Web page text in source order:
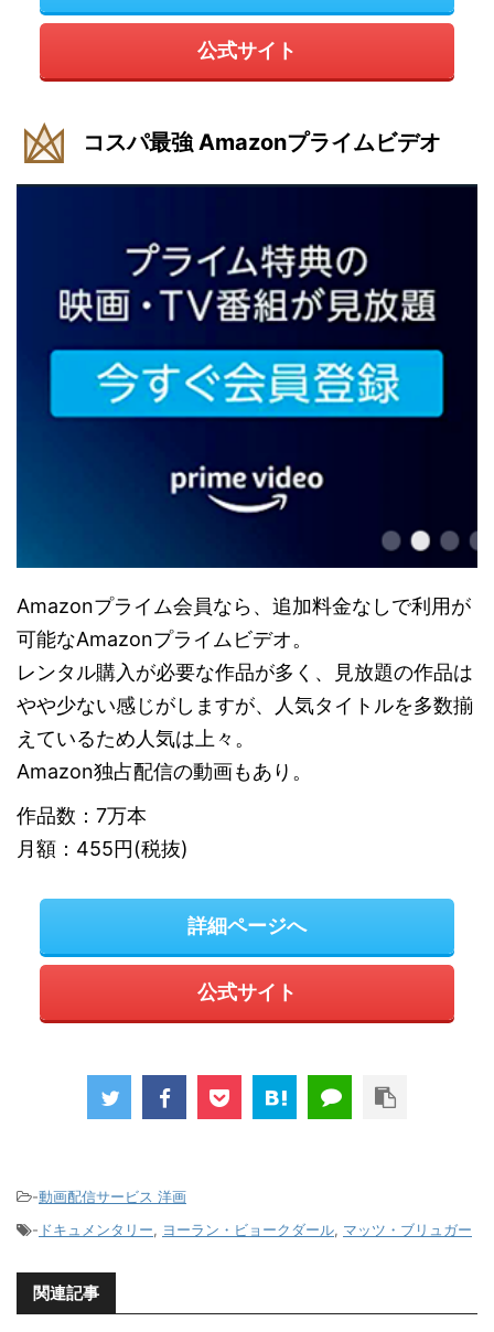
公式サイト
コスパ最強 Amazonプライムビデオ
Amazonプライム会員なら、追加料金なしで利用が
可能なAmazonプライムビデオ。
レンタル購入が必要な作品が多く、見放題の作品は
やや少ない感じがしますが、人気タイトルを多数揃
えているため人気は上々。
Amazon独占配信の動画もあり。
作品数：7万本
月額：455円(税抜)
詳細ページへ
公式サイト
-動画配信サービス 洋画
- ドキュメンタリー, ヨーラン・ビョークダール, マッツ・ブリュガー
関連記事